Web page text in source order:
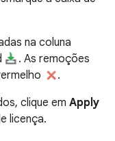
na coluna
. As remoções
.
clique em Apply
licença.